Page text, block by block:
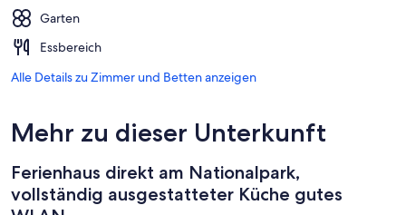
Garten
Essbereich
Alle Details zu Zimmer und Betten anzeigen
Mehr zu dieser Unterkunft
Ferienhaus direkt am Nationalpark,
vollständig ausgestatteter Küche gutes